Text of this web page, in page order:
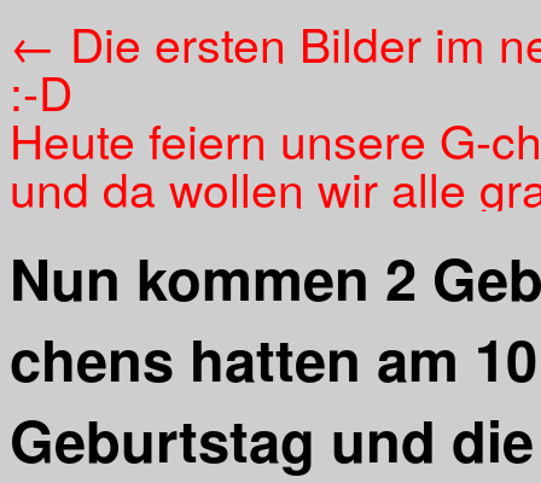
← Die ersten Bilder im
:-D
Heute feiern unsere G-
und da wollen wir alle
Nun kommen 2
chens hatten am
Geburtstag und